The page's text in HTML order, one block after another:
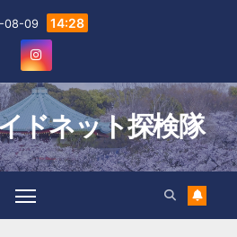
08-09 14:28
ドネット探検隊